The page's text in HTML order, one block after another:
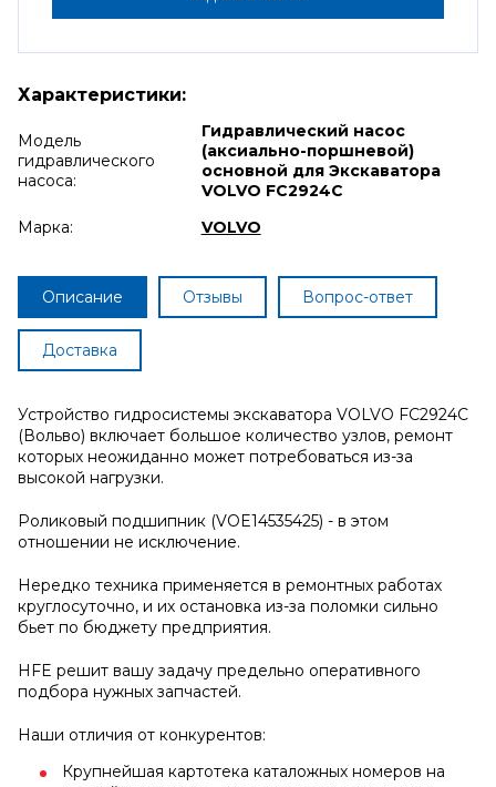
Характеристики:
Модель
гидравлического
насоса:
Гидравлический насос
(аксиально-поршневой)
основной для Экскаватора
VOLVO FC2924C
Марка:
VOLVO
Описание Отзывы Вопрос-ответ
Доставка
Устройство гидросистемы экскаватора VOLVO FC2924C
(Вольво) включает большое количество узлов, ремонт
которых неожиданно может потребоваться из-за
высокой нагрузки.
Роликовый подшипник (VOE14535425) - в этом
отношении не исключение.
Нередко техника применяется в ремонтных работах
круглосуточно, и их остановка из-за поломки сильно
бьет по бюджету предприятия.
HFE решит вашу задачу предельно оперативного
подбора нужных запчастей.
Наши отличия от конкурентов:
Крупнейшая картотека каталожных номеров на